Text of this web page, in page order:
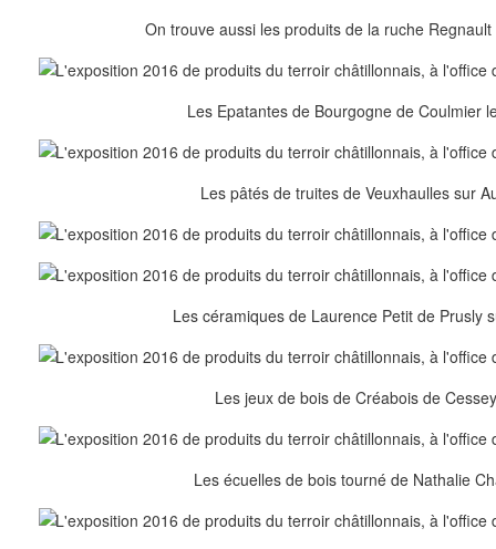
On trouve aussi les produits de la ruche
Les Epatantes de Bourgogne de Coulmier
Les pâtés de truites de Veuxhaulles sur
Les céramiques de Laurence Petit de Prusly
Les jeux de bois de Créabois de
Les écuelles de bois tourné de Nathalie